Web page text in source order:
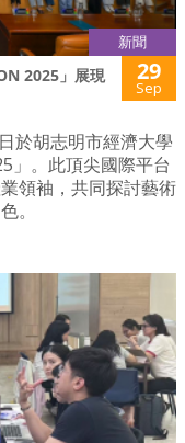
新聞
2025」展現
29
Sep
於胡志明市經濟大學
」。此頂尖國際平台
領袖，共同探討藝術
。